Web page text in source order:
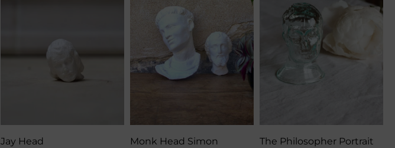
Jay Head Monk Head Simon
The Philosopher Portrait